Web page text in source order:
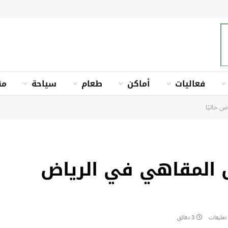
فعاليات أماكن طعام سياحة
أفضل المقاهي في الرياض
تعليقات 3 دقائق